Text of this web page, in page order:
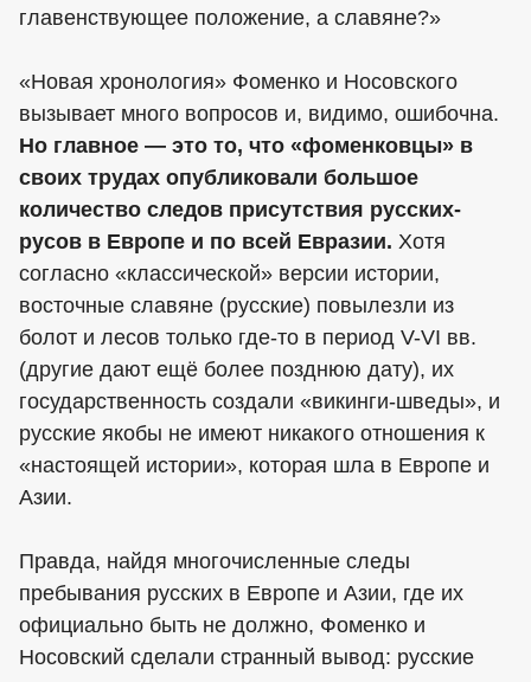
главенствующее положение, а славяне?»
«Новая хронология» Фоменко и Носовского
вызывает много вопросов и, видимо, ошибочна.
Но главное — это то, что «фоменковцы» в
своих трудах опубликовали большое
количество следов присутствия русских-
русов в Европе и по всей Евразии. Хотя
согласно «классической» версии истории,
восточные славяне (русские) повылезли из
болот и лесов только где-то в период V-VI вв.
(другие дают ещё более позднюю дату), их
государственность создали «викинги-шведы», и
русские якобы не имеют никакого отношения к
«настоящей истории», которая шла в Европе и
Азии.
Правда, найдя многочисленные следы
пребывания русских в Европе и Азии, где их
официально быть не должно, Фоменко и
Носовский сделали странный вывод: русские